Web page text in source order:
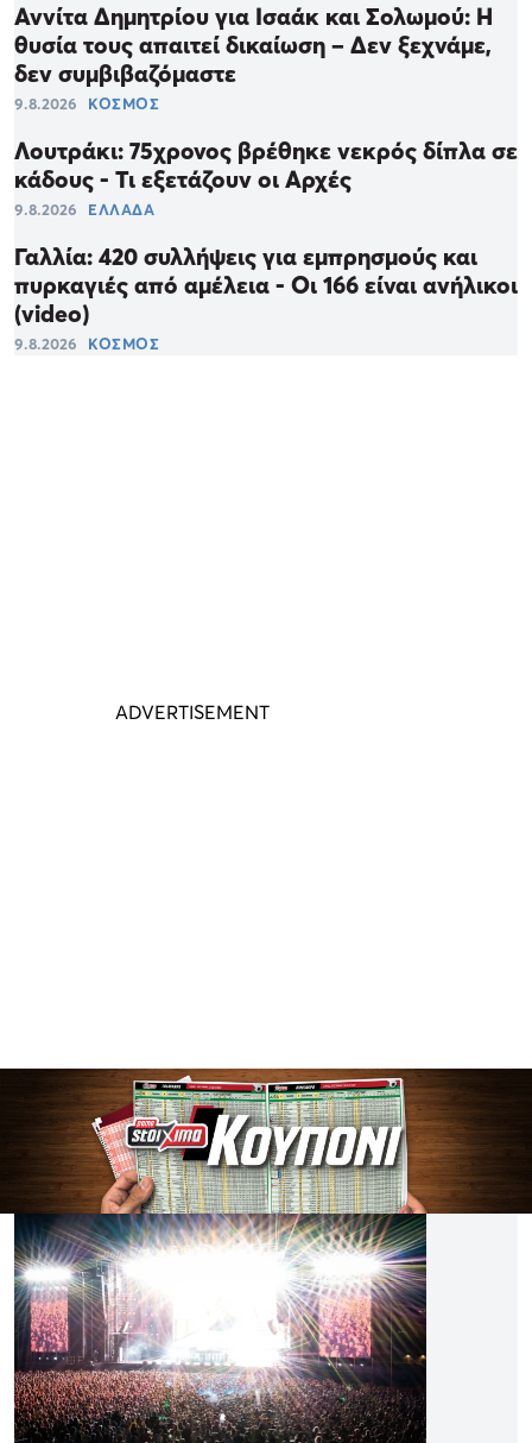
Αννίτα Δημητρίου για Ισαάκ και Σολωμού: Η
θυσία τους απαιτεί δικαίωση – Δεν ξεχνάμε,
δεν συμβιβαζόμαστε
9.8.2026 ΚΟΣΜΟΣ
Λουτράκι: 75χρονος βρέθηκε νεκρός δίπλα σε
κάδους - Τι εξετάζουν οι Αρχές
9.8.2026 ΕΛΛΑΔΑ
Γαλλία: 420 συλλήψεις για εμπρησμούς και
πυρκαγιές από αμέλεια - Οι 166 είναι ανήλικοι
(video)
9.8.2026 ΚΟΣΜΟΣ